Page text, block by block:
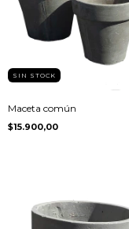
SIN STOCK
Maceta común
$15.900,00